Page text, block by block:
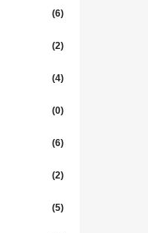
(6)
(2)
(4)
(0)
(6)
(2)
(5)